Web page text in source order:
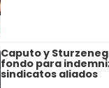
Caputo y
fondo para
sindicatos aliados